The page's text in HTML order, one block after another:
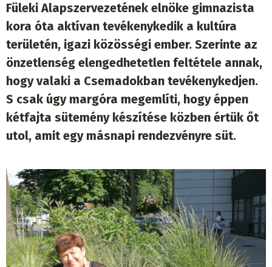
Füleki Alapszervezetének elnöke gimnazista
kora óta aktívan tevékenykedik a kultúra
területén, igazi közösségi ember. Szerinte az
önzetlenség elengedhetetlen feltétele annak,
hogy valaki a Csemadokban tevékenykedjen.
S csak úgy margóra megemlíti, hogy éppen
kétfajta sütemény készítése közben értük őt
utol, amit egy másnapi rendezvényre süt.